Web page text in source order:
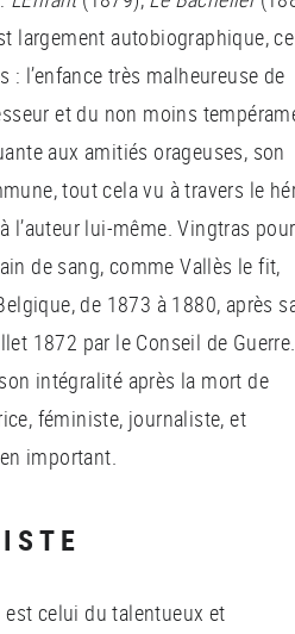
largement autobiographique, ce
l’enfance très malheureuse de
et du non moins
aux amitiés orageuses, son
tout cela vu à travers le
l’auteur lui-même. Vingtras
de sang, comme Vallès le fit,
de 1873 à 1880, après
1872 par le Conseil de
intégralité après la mort de
féministe, journaliste, et
important.
est celui du talentueux et